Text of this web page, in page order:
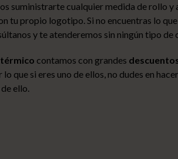
suministrarte cualquier medida de rollo y
tu propio logotipo. Si no encuentras lo
y te atenderemos sin ningún tipo de
contamos con grandes
que si eres uno de ellos, no dudes en
ello.